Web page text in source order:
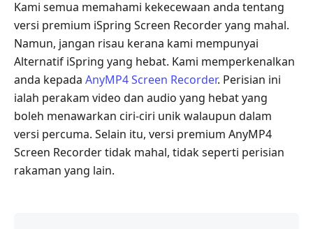
Kami semua memahami kekecewaan anda tentang
versi premium iSpring Screen Recorder yang mahal.
Namun, jangan risau kerana kami mempunyai
Alternatif iSpring yang hebat. Kami memperkenalkan
anda kepada AnyMP4 Screen Recorder. Perisian ini
ialah perakam video dan audio yang hebat yang
boleh menawarkan ciri-ciri unik walaupun dalam
versi percuma. Selain itu, versi premium AnyMP4
Screen Recorder tidak mahal, tidak seperti perisian
rakaman yang lain.